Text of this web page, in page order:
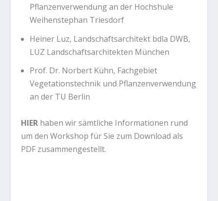
Pflanzenverwendung an der Hochshule
Weihenstephan Triesdorf
Heiner Luz, Landschaftsarchitekt bdla DWB,
LUZ Landschaftsarchitekten München
Prof. Dr. Norbert Kühn, Fachgebiet
Vegetationstechnik und Pflanzenverwendung
an der TU Berlin
HIERhaben wir sämtliche Informationen rund
um den Workshop für Sie zum Download als
PDF zusammengestellt.